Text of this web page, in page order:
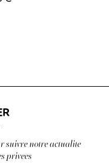
suivre notre actualite
privees